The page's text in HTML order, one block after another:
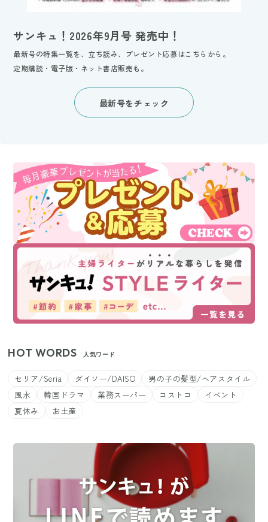
サンキュ！2026年9月号 発売中！
最新号の特集一覧を、立ち読み、プレゼント応募はこちらから。
定期購読・電子版・ネット書店販売も。
最新号をチェック
HOT WORDS 人気ワード
セリア/Seria ダイソー/DAISO
男の子の髪型/ヘアスタイル
風水
韓国ドラマ 業務スーパー コストコ
イベント
夏休み
お土産